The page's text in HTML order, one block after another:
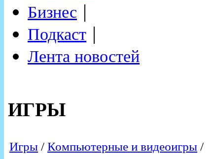
Бизнес |
Подкаст |
Лента новостей
ИГРЫ
Игры / Компьютерные и видеоигры /